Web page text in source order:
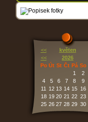
<< květen
<<
2026
Po Út St Čt Pá So
1
2
4
5 6 7 8 9
11
12 13 14 15 16
18 19 20 21 22 23
25 26 27 28 29 30